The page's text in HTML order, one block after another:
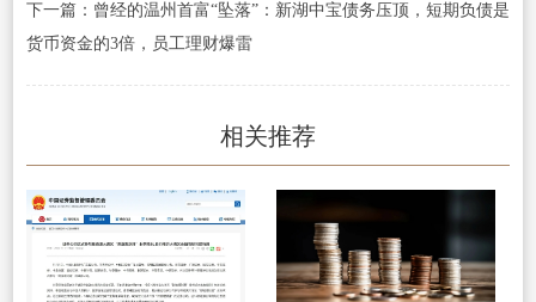
下一篇：曾经的温州首富“坠落”：新湖中宝债务压顶，短期负债是
货币资金的3倍，员工理财爆雷
相关推荐